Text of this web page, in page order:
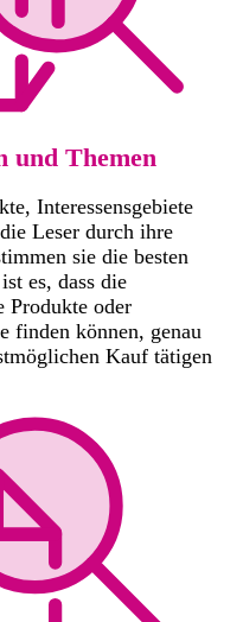
und Themen
Interessensgebiete
Leser durch ihre
sie die besten
es, dass die
Produkte oder
finden können, genau
Kauf tätigen